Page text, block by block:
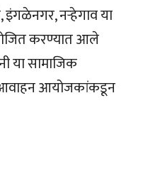
नऱ्हेगाव या
करण्यात आले
या सामाजिक
आवाहन आयोजकांकडून